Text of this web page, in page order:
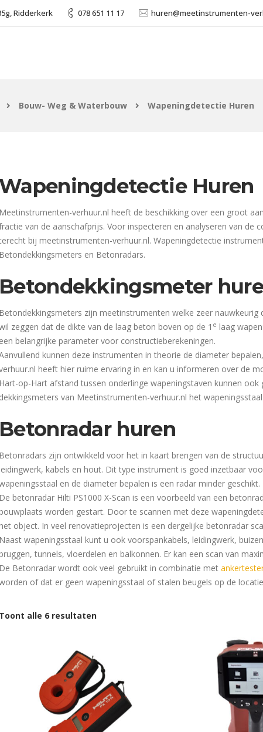
Ridderkerk 078 651 11 17 huren@meetinstrumenten-
Bouw- Weg & Waterbouw Wapeningdetectie Huren
Wapeningdetectie Huren
Meetinstrumenten-verhuur.nl heeft de beschikking over een groot
van de aanschafprijs. Voor inspecteren en analyseren van
bij meetinstrumenten-verhuur.nl. Wapeningdetectie
Betondekkingsmeters en Betonradars.
Betondekkingsmeter
Betondekkingsmeters zijn meetinstrumenten welke zeer
zeggen dat de dikte van de laag beton boven op de 1 e laag
een belangrijke parameter voor constructieberekeningen.
kunnen deze instrumenten in theorie de diameter
heeft hier ruime ervaring in en kan u informeren over de
Hart-op-Hart afstand tussen onderlinge wapeningstaven kunnen
dekkingsmeters van Meetinstrumenten-verhuur.nl het
Betonradar huren
Betonradars zijn ontwikkeld voor het in kaart brengen van de
kabels en hout. Dit type instrument is goed inzetbaar
en de diameter bepalen is een radar minder geschikt.
De betonradar Hilti PS1000 X-Scan is een voorbeeld van een
worden gestart. Door te scannen met deze
object. In veel renovatieprojecten is een dergelijke betonradar
Naast wapeningsstaal kunt u ook voorspankabels, leidingwerk,
tunnels, vloerdelen en balkonnen. Er kan een scan van
De Betonradar wordt ook veel gebruikt in combinatie met
of dat er geen wapeningsstaal of stalen beugels op de
Toont alle 6 resultaten